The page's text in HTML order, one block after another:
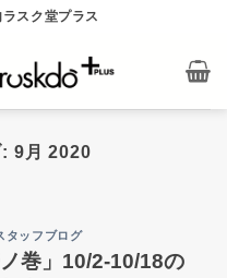
スク堂プラス
9月 2020
タッフブログ
巻」10/2-10/18の